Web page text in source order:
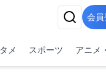
会
メ スポーツ アニメ